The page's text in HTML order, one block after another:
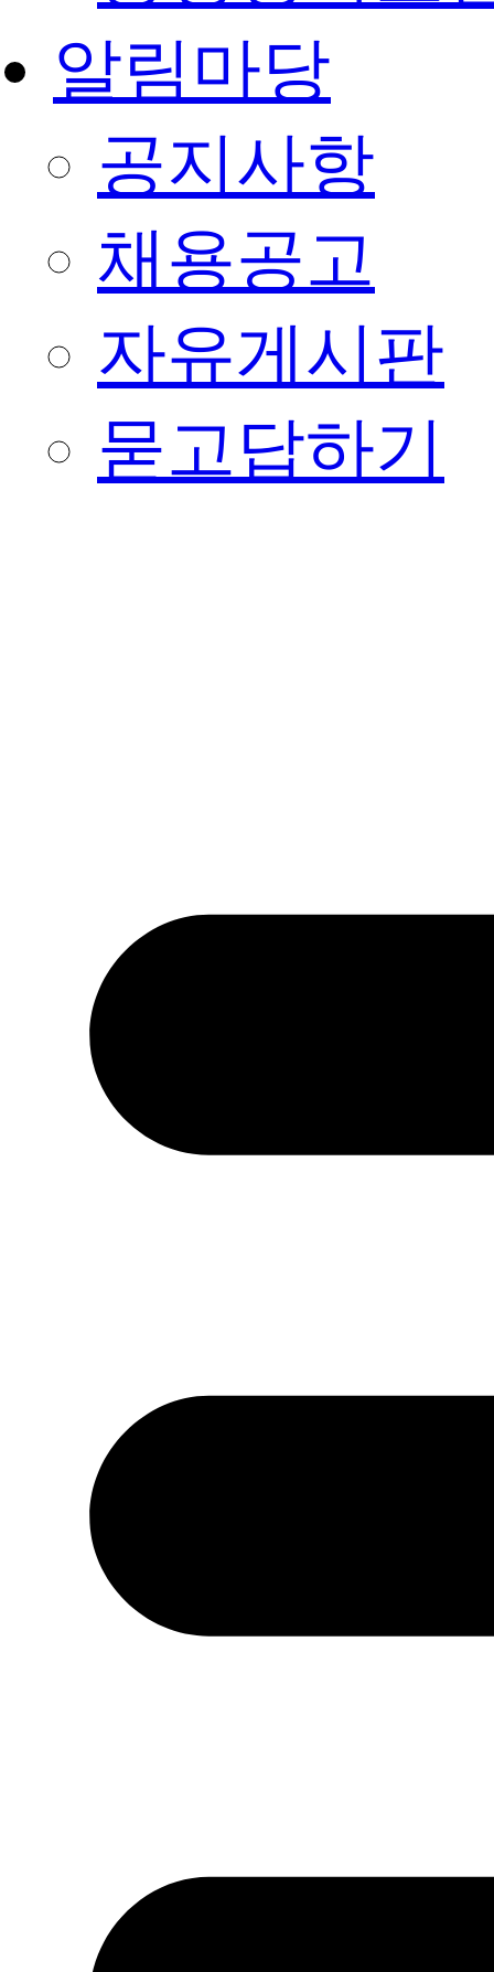
알림마당
공지사항
채용공고
자유게시판
묻고답하기